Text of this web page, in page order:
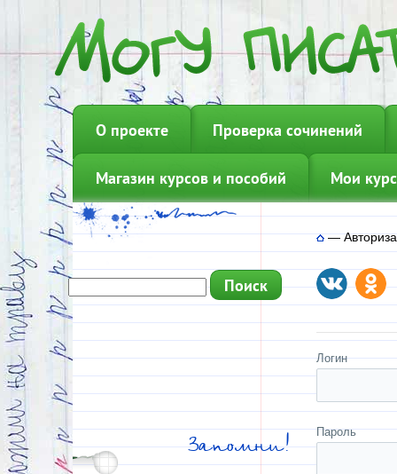
О проекте Проверка сочинений
Магазин курсов и пособий Мои
Запомни!
—
Логин
Пароль